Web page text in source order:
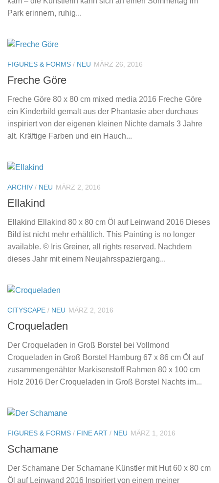
Park erinnern, ruhig...
FIGURES & FORMS / NEU MÄRZ 26, 2016
Freche Göre
Freche Göre 80 x 80 cm mixed media 2016 Freche Göre
ein Kinderbild gemalt aus der Phantasie aber durchaus
inspiriert von der eigenen kleinen Nichte damals 3 Jahre
alt. Kräftige Farben und ein Hauch...
ARCHIV / NEU MÄRZ 2, 2016
Ellakind
Ellakind Ellakind 80 x 80 cm Öl auf Leinwand 2016 Dieses
Bild ist nicht mehr erhältlich. This Painting is no longer
available. © Iris Greiner, all rights reserved. Nachdem
dieses Jahr mit einem Neujahrsspaziergang...
CITYSCAPE / NEU MÄRZ 2, 2016
Croqueladen
Der Croqueladen in Groß Borstel bei Vollmond
Croqueladen in Groß Borstel Hamburg 67 x 86 cm Öl auf
zusammengenähter Markisenstoff Rahmen 80 x 100 cm
Holz 2016 Der Croqueladen in Groß Borstel Nachts im...
FIGURES & FORMS / FINE ART / NEU MÄRZ 1, 2016
Schamane
Der Schamane Der Schamane Künstler mit Hut 60 x 80 cm
Öl auf Leinwand 2016 Inspiriert von einem meiner